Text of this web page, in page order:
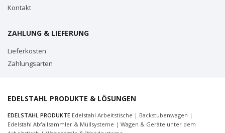
Kontakt
ZAHLUNG & LIEFERUNG
Lieferkosten
Zahlungsarten
EDELSTAHL PRODUKTE & LÖSUNGEN
EDELSTAHL PRODUKTE Edelstahl Arbeitstische | Backstubenwagen |
Edelstahl Abfallsammler & Müllsysteme | Wagen & Geräte unter dem